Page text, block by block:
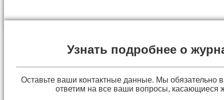
Узнать подробнее о
Оставьте ваши контактные данные. Мы обязательно
ответим на все ваши вопросы, касающиеся